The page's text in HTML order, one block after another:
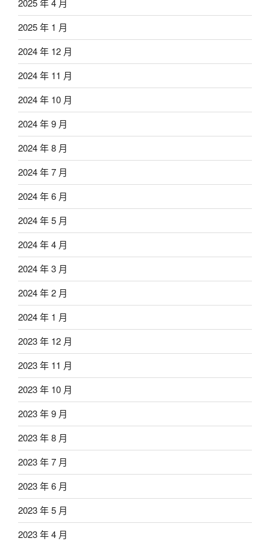
2025 年 4 月
2025 年 1 月
2024 年 12 月
2024 年 11 月
2024 年 10 月
2024 年 9 月
2024 年 8 月
2024 年 7 月
2024 年 6 月
2024 年 5 月
2024 年 4 月
2024 年 3 月
2024 年 2 月
2024 年 1 月
2023 年 12 月
2023 年 11 月
2023 年 10 月
2023 年 9 月
2023 年 8 月
2023 年 7 月
2023 年 6 月
2023 年 5 月
2023 年 4 月